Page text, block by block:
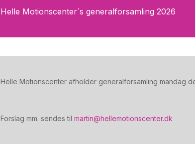
Helle Motionscenter´s generalforsamling 2026
Helle Motionscenter afholder generalforsamling mandag
Forslag mm. sendes tilmartin@hellemotionscenter.dk